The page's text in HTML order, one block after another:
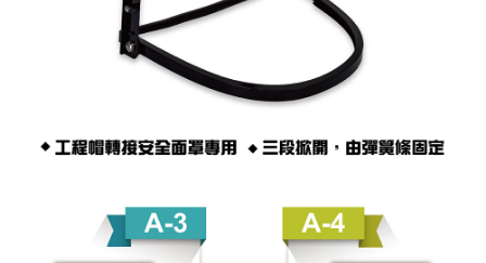
３．未成年的使用者請事先徵得法定代理人或監護人之同意方可使用
「AFTEE先享後付」，若未經同意申辦者引起之損失，本公司不負相關責
４．使用「AFTEE先享後付」時，將依據個別帳號之用戶狀況，依本公司即
時審查核予不同之上限額度；若仍有額度不足之情形，本公司將視審查結果
恩沛科技股份有限公司將有權停止該用戶之使用額度並採取法律行動。
會員需知→偏遠地區配送事項』